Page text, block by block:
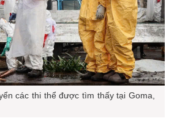
các thi thể được tìm thấy tại Goma,